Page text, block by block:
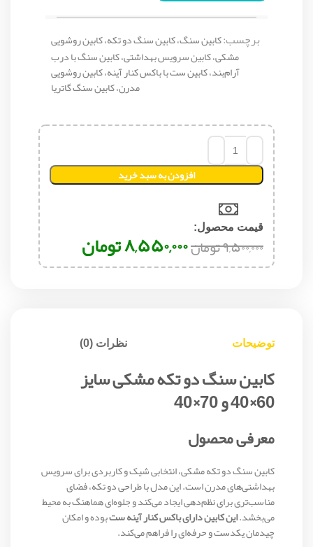
برچسب:کابین سنگ، کابین سنگ دو تکه، کابین روشویی
مشکی، کابین سرویس بهداشتی، کابین سنگ با درب
آرام‌بند، کابین ست با باکس کنار آینه، کابین روشویی
مدرن، کابین سنگ گاتریا
افزودن به سبد خرید
قیمت محصول:​
۹,۵۰۰,۰۰۰تومان۸,۵۵۰,۰۰۰تومان
توضیحات نظرات (0)
کابین سنگ دو تکه مشکی سایز
60×40 و 70×40
معرفی محصول
کابین سنگ دو تکه مشکی، انتخابی شیک و کاربردی برای سرویس
بهداشتی‌های مدرن است. این مدل با طراحی دو تکه، فضای
مناسب‌تری برای نظم‌دهی ایجاد می‌کند و جلوه‌ای هماهنگ به محیط
می‌بخشد.این کابین دارای باکس کنار آینه ستبوده و امکان
چیدمان یکدست و حرفه‌ای را فراهم می‌کند.